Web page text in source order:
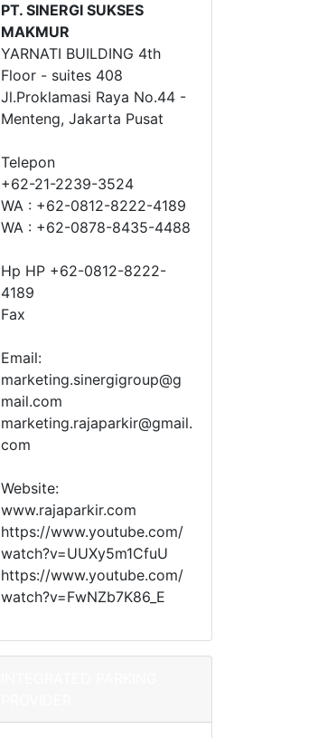
PT. SINERGI SUKSES
MAKMUR
YARNATI BUILDING 4th
Floor - suites 408
Jl.Proklamasi Raya No.44 -
Menteng, Jakarta Pusat
Telepon
+62-21-2239-3524
WA : +62-0812-8222-4189
WA : +62-0878-8435-4488
Hp HP +62-0812-8222-
4189
Fax
Email:
marketing.sinergigroup@g
mail.com
marketing.rajaparkir@gmail.
com
Website:
www.rajaparkir.com
https://www.youtube.com/
watch?v=UUXy5m1CfuU
https://www.youtube.com/
watch?v=FwNZb7K86_E